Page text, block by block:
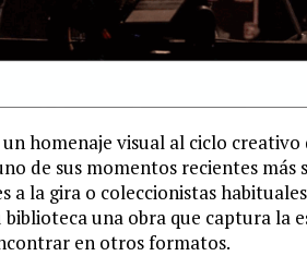
homenaje visual al ciclo
de sus momentos recientes más
a la gira o coleccionistas
una obra que captura la
en otros formatos.